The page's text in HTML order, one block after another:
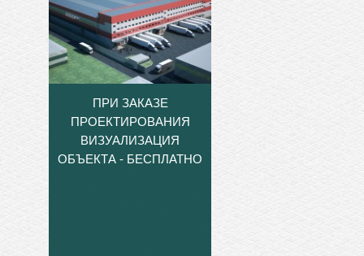
ПРИ ЗАКАЗЕ
ПРОЕКТИРОВАНИЯ
ВИЗУАЛИЗАЦИЯ
ОБЪЕКТА - БЕСПЛАТНО